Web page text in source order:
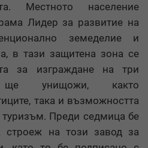
Местното население
Лидер за развитие на
земеделие и
в тази защитена зона се
за изграждане на три
ще унищожи, както
така и възможността
туризъм. Преди седмица бе
строеж на този завод за